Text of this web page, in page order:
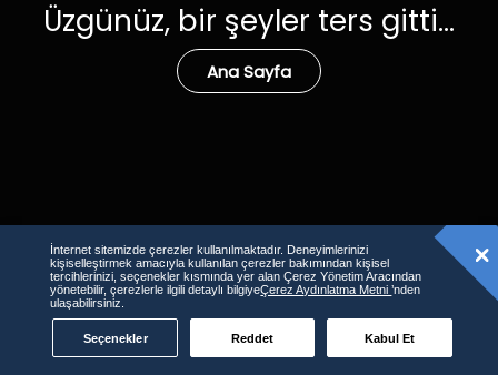
Üzgünüz, bir şeyler ters gitti...
Ana Sayfa
İnternet sitemizde çerezler kullanılmaktadır. Deneyimlerinizi
kişiselleştirmek amacıyla kullanılan çerezler bakımından kişisel
tercihlerinizi, seçenekler kısmında yer alan Çerez Yönetim Aracından
yönetebilir, çerezlerle ilgili detaylı bilgiyeÇerez Aydınlatma Metni’nden
ulaşabilirsiniz.
Seçenekler Reddet Kabul Et